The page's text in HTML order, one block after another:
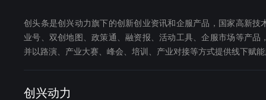
创头条是创兴动力旗下的创新创业资讯和企服产品，国家高新
业号、双创地图、政策通、融资报、活动工具、企服市场等产
并以路演、产业大赛、峰会、培训、产业对接等方式提供线下赋
创兴动力